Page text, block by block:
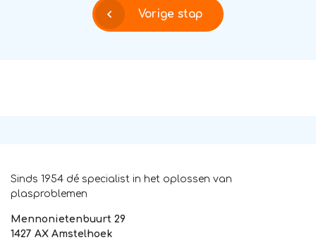
Vorige stap
Sinds 1954 dé specialist in het oplossen van
plasproblemen
Mennonietenbuurt 29
1427 AX Amstelhoek